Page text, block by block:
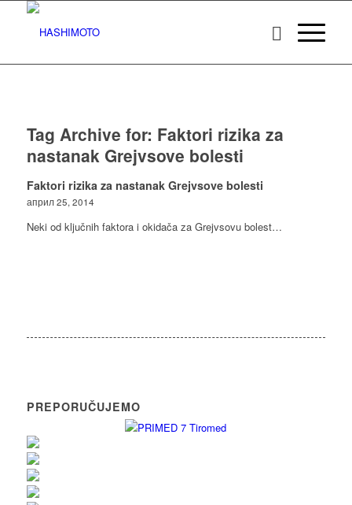
Tag Archive for: Faktori rizika za
nastanak Grejvsove bolesti
Faktori rizika za nastanak Grejvsove bolesti
април 25, 2014
Neki od ključnih faktora i okidača za Grejvsovu bolest…
PREPORUČUJEMO